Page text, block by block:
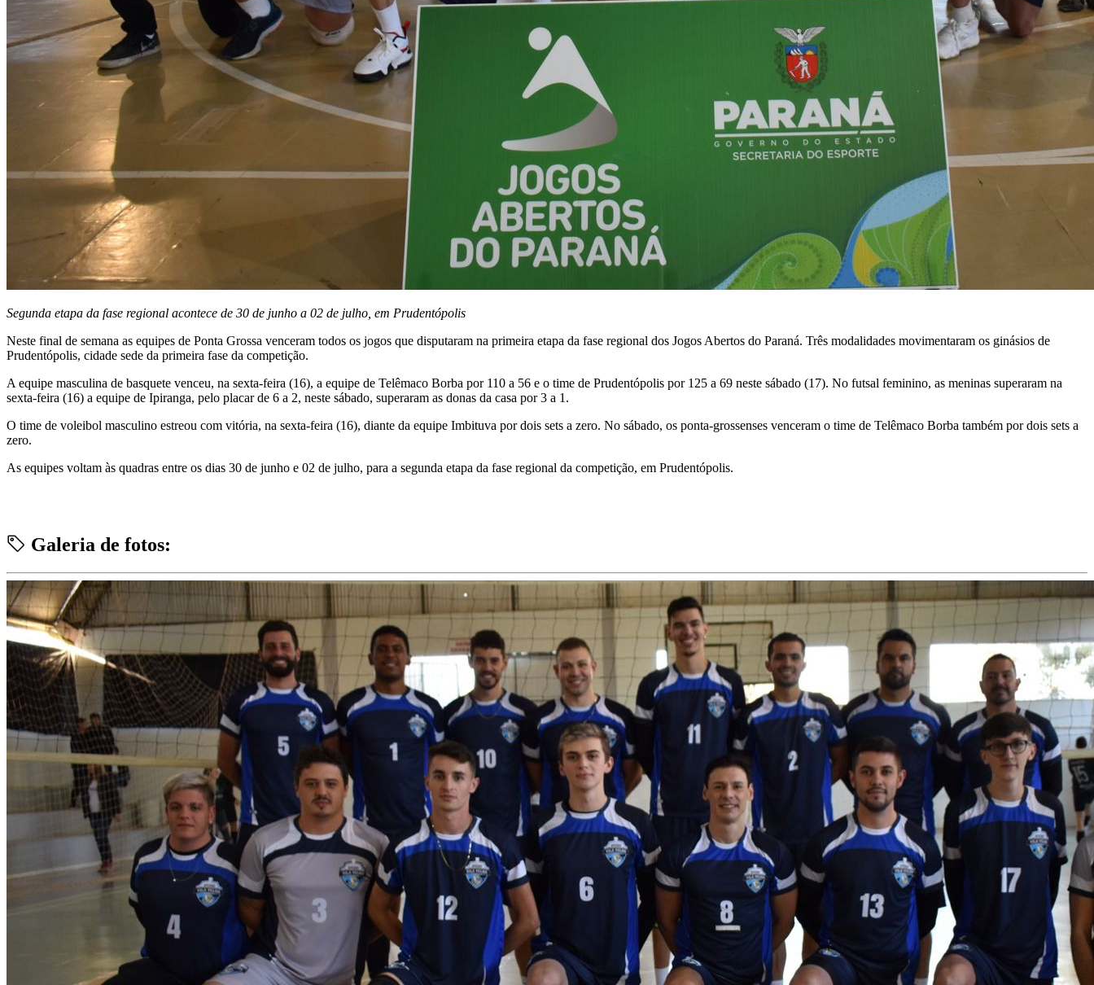
Segunda etapa da fase regional acontece de 30 de junho a 02 de julho, em Prudentópolis
Neste final de semana as equipes de Ponta Grossa venceram todos os jogos que disputaram na primeira etapa da fase regional dos Jogos Abertos do Paraná. Três modalidades movimentaram os ginásios de
Prudentópolis, cidade sede da primeira fase da competição.
A equipe masculina de basquete venceu, na sexta-feira (16), a equipe de Telêmaco Borba por 110 a 56 e o time de Prudentópolis por 125 a 69 neste sábado (17). No futsal feminino, as meninas superaram na
sexta-feira (16) a equipe de Ipiranga, pelo placar de 6 a 2, neste sábado, superaram as donas da casa por 3 a 1.
O time de voleibol masculino estreou com vitória, na sexta-feira (16), diante da equipe Imbituva por dois sets a zero. No sábado, os ponta-grossenses venceram o time de Telêmaco Borba também por dois sets a
zero.
As equipes voltam às quadras entre os dias 30 de junho e 02 de julho, para a segunda etapa da fase regional da competição, em Prudentópolis.
Galeria de fotos: